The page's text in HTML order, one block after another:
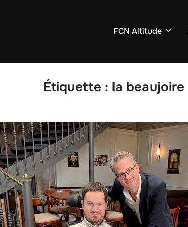
FCN Altitude
Étiquette : la beaujoire